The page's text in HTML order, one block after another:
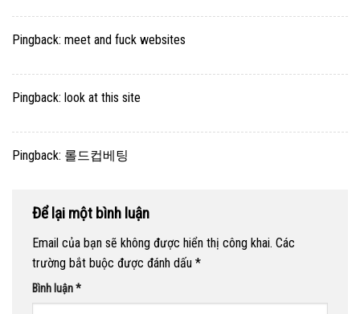
Pingback: meet and fuck websites
Pingback: look at this site
Pingback: 롤드컵베팅
Để lại một bình luận
Email của bạn sẽ không được hiển thị công khai. Các
trường bắt buộc được đánh dấu *
Bình luận*